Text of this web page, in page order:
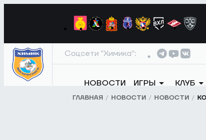
Соцсети "Химика":
НОВОСТИ ИГРЫ КЛУБ
ГЛАВНАЯ НОВОСТИ НОВОСТИ